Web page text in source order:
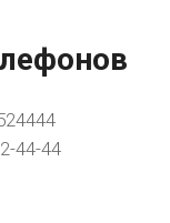
44-44